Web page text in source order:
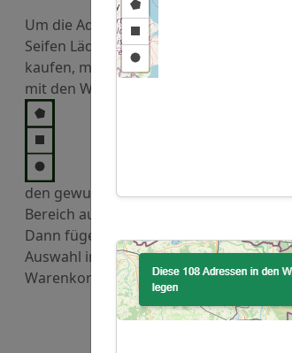
Um die Adressen von
Seifen Läden zu
kaufen, markieren Sie
mit den Werkzeugen
den gewuenschten
Bereich auf der Karte.
Dann fügen Sie diese
Auswahl in den
Warenkorb hinzu.